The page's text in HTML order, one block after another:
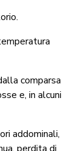
comparsa
e, in alcuni
addominali,